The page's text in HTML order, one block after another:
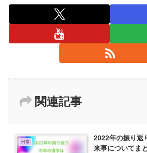
関連記事
日常
2022年の振り返
来事についてま